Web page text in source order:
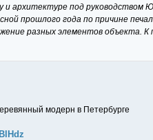
архитектуре под руководством
прошлого года по причине
разных элементов объекта. К
модерн в Петербурге